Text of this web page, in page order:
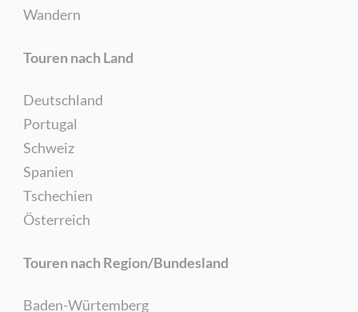
Wandern
Touren nach Land
Deutschland
Portugal
Schweiz
Spanien
Tschechien
Österreich
Touren nach Region/Bundesland
Baden-Würtemberg